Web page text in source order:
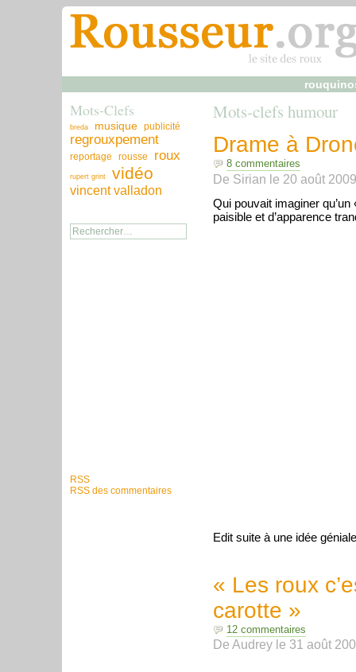
Mots-Clefs
breda musique publicité
regrouxpement
reportage rousse roux
rupert grint vidéo
vincent valladon
RSS
RSS des commentaires
Mots-clefs humour
Drame à
8 commentaires
De Sirian le 20 août 2009
Qui pouvait imaginer
paisible et d’apparence
Edit suite à une idée
« Les roux
carotte »
12 commentaires
De Audreyle 31 août